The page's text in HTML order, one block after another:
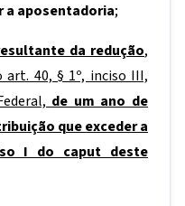
a aposentadoria;
da redução,
40, § 1º, inciso III,
de um ano de
que exceder a
I do caput deste